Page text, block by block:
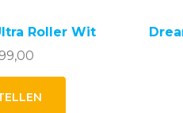
Roller Wit